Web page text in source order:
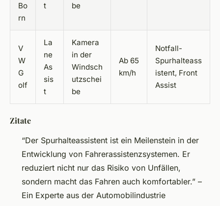
Bo
rn
t
be
V
W
G
olf
La
ne
As
sis
t
Kamera
in der
Windsch
utzschei
be
Ab 65
km/h
Notfall-
Spurhalteass
istent, Front
Assist
Zitate
“Der Spurhalteassistent ist ein Meilenstein in der
Entwicklung von Fahrerassistenzsystemen. Er
reduziert nicht nur das Risiko von Unfällen,
sondern macht das Fahren auch komfortabler.” –
Ein Experte aus der Automobilindustrie